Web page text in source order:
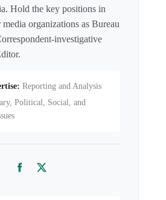
Hold the key positions in
organizations as Bureau
investigative
Reporting and Analysis
Political, Social, and
FacebookTwitter